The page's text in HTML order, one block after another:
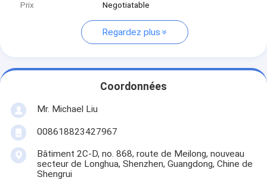
Prix
Negotiatable
Regardez plus
Coordonnées
Mr. Michael Liu
008618823427967
Bâtiment 2C-D, no. 868, route de Meilong, nouveau
secteur de Longhua, Shenzhen, Guangdong, Chine de
Shengrui